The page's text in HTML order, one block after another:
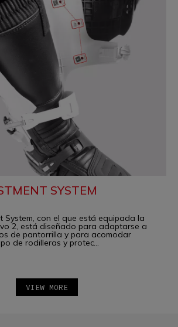
SYSTEM
System, con el que está equipada la
2, está diseñado para adaptarse a
de pantorrilla y para acomodar
de rodilleras y protec...
VIEW MORE